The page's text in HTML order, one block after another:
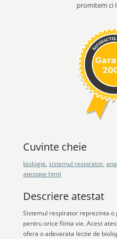
promitem ci
Cuvinte cheie
biologie,sistemul respirator,
atestate html
Descriere atestat
Sistemul respirator reprezinta
pentru orice fiinta vie. Acest
ofera o adevarata lectie de